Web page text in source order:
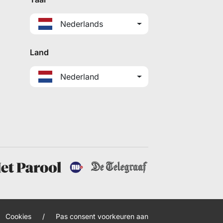
Nederlands
Land
Nederland
Cookies / Pas consent voorkeuren aan